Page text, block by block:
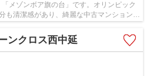
メゾンボア旗の台」です。オリンピック
も清潔感があり、綺麗な中古マンションで
ンクロス西中延